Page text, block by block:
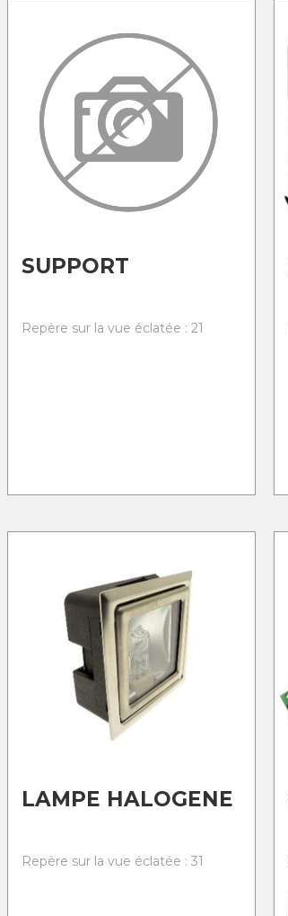
SUPPORT
Repère sur la vue éclatée : 21
LAMPE HALOGENE
Repère sur la vue éclatée : 31